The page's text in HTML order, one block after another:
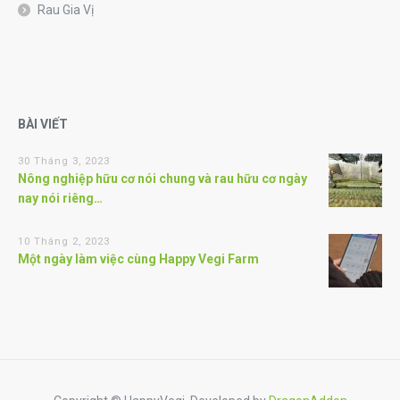
Rau Gia Vị
BÀI VIẾT
30 Tháng 3, 2023
Nông nghiệp hữu cơ nói chung và rau hữu cơ ngày
nay nói riêng…
10 Tháng 2, 2023
Một ngày làm việc cùng Happy Vegi Farm